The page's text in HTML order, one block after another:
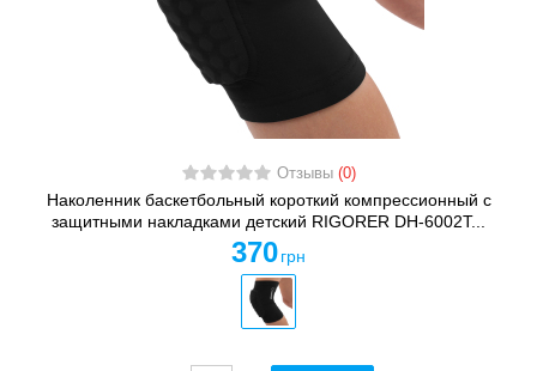
Отзывы (0)
Наколенник баскетбольный короткий компрессионный с
защитными накладками детский RIGORER DH-6002T...
370 грн